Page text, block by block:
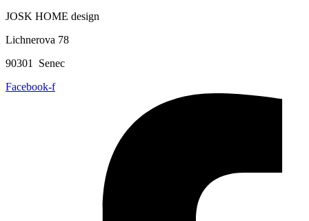
JOSK HOME design
Lichnerova 78
90301 Senec
Facebook-f